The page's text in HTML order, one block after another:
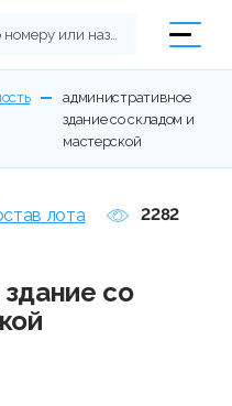
административное
здание со складом и
мастерской
лота 2282
со